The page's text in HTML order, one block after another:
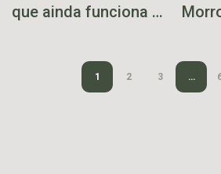
que ainda funciona se
Léo
1 2 3 …